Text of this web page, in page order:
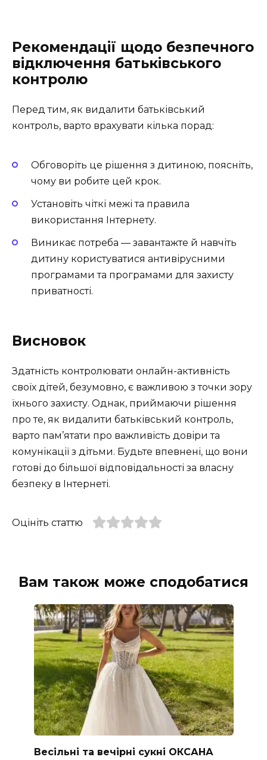
Рекомендації щодо безпечного
відключення батьківського
контролю
Перед тим, як видалити батьківський
контроль, варто врахувати кілька порад:
Обговоріть це рішення з дитиною, поясніть,
чому ви робите цей крок.
Установіть чіткі межі та правила
використання Інтернету.
Виникає потреба — завантажте й навчіть
дитину користуватися антивірусними
програмами та програмами для захисту
приватності.
Висновок
Здатність контролювати онлайн-активність
своїх дітей, безумовно, є важливою з точки зору
їхнього захисту. Однак, приймаючи рішення
про те, як видалити батьківський контроль,
варто пам’ятати про важливість довіри та
комунікації з дітьми. Будьте впевнені, що вони
готові до більшої відповідальності за власну
безпеку в Інтернеті.
Оцініть статтю
Вам також може сподобатися
Весільні та вечірні сукні ОКСАНА